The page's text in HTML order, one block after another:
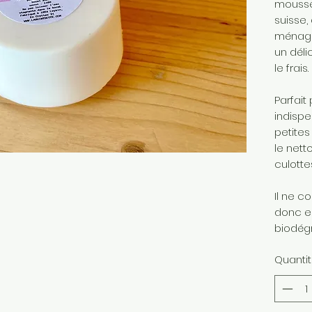
un
le frais.
Parfait
petites
le
Il ne
donc